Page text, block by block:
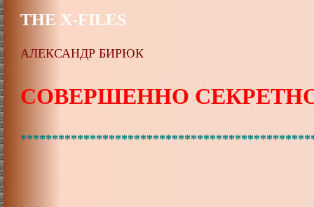
THE X-FILES
АЛЕКСАНДР БИРЮК
СОВЕРШЕННО